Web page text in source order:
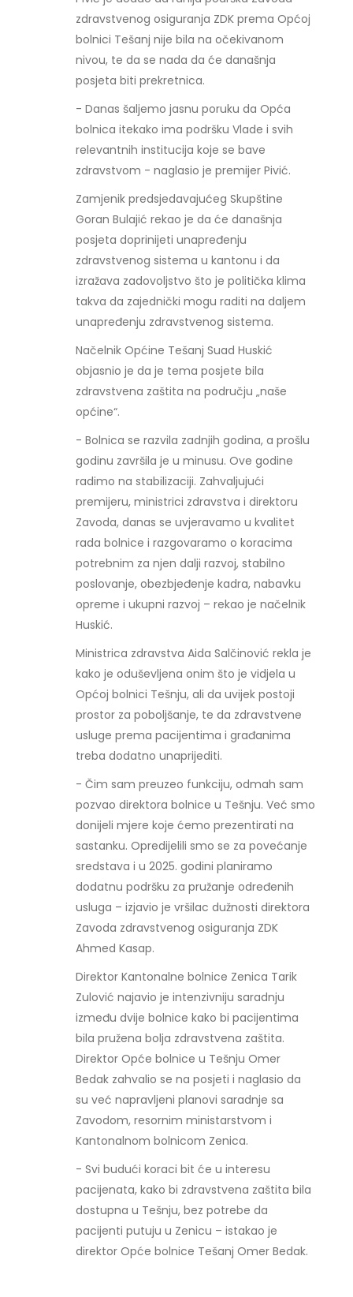
zdravstvenog osiguranja ZDK prema Općoj
bolnici Tešanj nije bila na očekivanom
nivou, te da se nada da će današnja
posjeta biti prekretnica.
- Danas šaljemo jasnu poruku da Opća
bolnica itekako ima podršku Vlade i svih
relevantnih institucija koje se bave
zdravstvom - naglasio je premijer Pivić.
Zamjenik predsjedavajućeg Skupštine
Goran Bulajić rekao je da će današnja
posjeta doprinijeti unapređenju
zdravstvenog sistema u kantonu i da
izražava zadovoljstvo što je politička klima
takva da zajednički mogu raditi na daljem
unapređenju zdravstvenog sistema.
Načelnik Općine Tešanj Suad Huskić
objasnio je da je tema posjete bila
zdravstvena zaštita na području „naše
općine“.
- Bolnica se razvila zadnjih godina, a prošlu
godinu završila je u minusu. Ove godine
radimo na stabilizaciji. Zahvaljujući
premijeru, ministrici zdravstva i direktoru
Zavoda, danas se uvjeravamo u kvalitet
rada bolnice i razgovaramo o koracima
potrebnim za njen dalji razvoj, stabilno
poslovanje, obezbjeđenje kadra, nabavku
opreme i ukupni razvoj – rekao je načelnik
Huskić.
Ministrica zdravstva Aida Salčinović rekla je
kako je oduševljena onim što je vidjela u
Općoj bolnici Tešnju, ali da uvijek postoji
prostor za poboljšanje, te da zdravstvene
usluge prema pacijentima i građanima
treba dodatno unaprijediti.
- Čim sam preuzeo funkciju, odmah sam
pozvao direktora bolnice u Tešnju. Već smo
donijeli mjere koje ćemo prezentirati na
sastanku. Opredijelili smo se za povećanje
sredstava i u 2025. godini planiramo
dodatnu podršku za pružanje određenih
usluga – izjavio je vršilac dužnosti direktora
Zavoda zdravstvenog osiguranja ZDK
Ahmed Kasap.
Direktor Kantonalne bolnice Zenica Tarik
Zulović najavio je intenzivniju saradnju
između dvije bolnice kako bi pacijentima
bila pružena bolja zdravstvena zaštita.
Direktor Opće bolnice u Tešnju Omer
Bedak zahvalio se na posjeti i naglasio da
su već napravljeni planovi saradnje sa
Zavodom, resornim ministarstvom i
Kantonalnom bolnicom Zenica.
- Svi budući koraci bit će u interesu
pacijenata, kako bi zdravstvena zaštita bila
dostupna u Tešnju, bez potrebe da
pacijenti putuju u Zenicu – istakao je
direktor Opće bolnice Tešanj Omer Bedak.